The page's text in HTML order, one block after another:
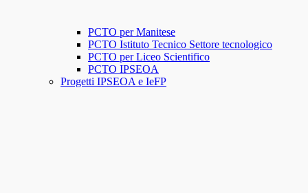
PCTO per Manitese
PCTO Istituto Tecnico Settore tecnologico
PCTO per Liceo Scientifico
PCTO IPSEOA
Progetti IPSEOA e IeFP